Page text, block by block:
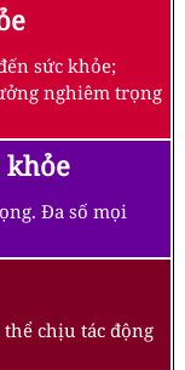
sức khỏe;
nghiêm trọng
khỏe
Đa số mọi
chịu tác động